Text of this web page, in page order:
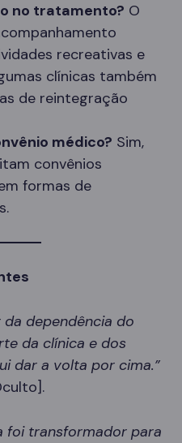
no tratamento? O
recreativas e
clínicas também
de reintegração
médico? Sim,
convênios
formas de
da dependência do
da clínica e dos
dar a volta por cima.”
foi transformador para